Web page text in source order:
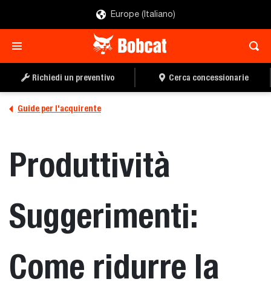
Europe (Italiano)
Richiedi un preventivo Cerca concessionarie
Guide per l'acquirente
Produttività
Suggerimenti:
Come ridurre la